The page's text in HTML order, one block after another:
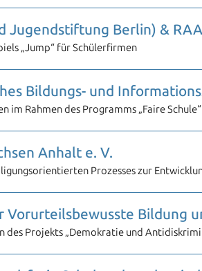
Jugendstiftung Berlin) &
„Jump“ für Schülerfirmen
Bildungs- und
im Rahmen des Programms „Faire
Anhalt e. V.
Prozesses zur
Bildung
des Projekts „Demokratie und